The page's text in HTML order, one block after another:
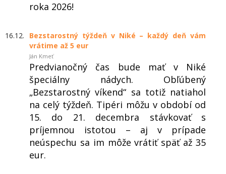
roka 2026!
16.12.
Bezstarostný týždeň v Niké – každý deň vám
vrátime až 5 eur
Ján Kmeť
Predvianočný čas bude mať v Niké
špeciálny nádych. Obľúbený
„Bezstarostný víkend“ sa totiž natiahol
na celý týždeň. Tipéri môžu v období od
15. do 21. decembra stávkovať s
príjemnou istotou – aj v prípade
neúspechu sa im môže vrátiť späť až 35
eur.